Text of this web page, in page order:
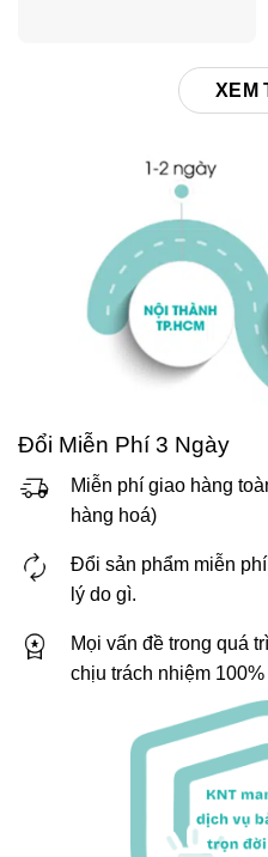
XEM
Đổi Miễn Phí 3 Ngày
Miễn phí giao hàng
hàng hoá)
Đổi sản phẩm miễn
lý do gì.
Mọi vấn đề trong quá
chịu trách nhiệm 100%